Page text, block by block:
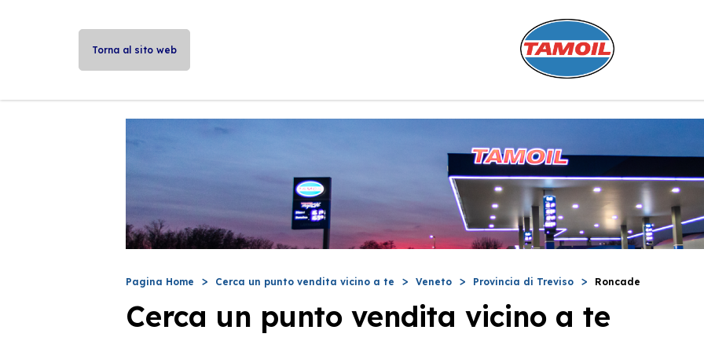
Torna al sito web
Pagina Home Cerca un punto vendita vicino a te Veneto Provincia di Treviso Roncade
Cerca un punto vendita vicino a te